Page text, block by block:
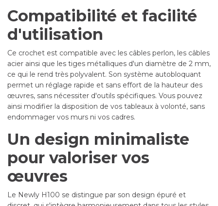
Compatibilité et facilité
d'utilisation
Ce crochet est compatible avec les câbles perlon, les câbles
acier ainsi que les tiges métalliques d'un diamètre de 2 mm,
ce qui le rend très polyvalent. Son système autobloquant
permet un réglage rapide et sans effort de la hauteur des
œuvres, sans nécessiter d'outils spécifiques. Vous pouvez
ainsi modifier la disposition de vos tableaux à volonté, sans
endommager vos murs ni vos cadres.
Un design minimaliste
pour valoriser vos
œuvres
Le Newly H100 se distingue par son design épuré et